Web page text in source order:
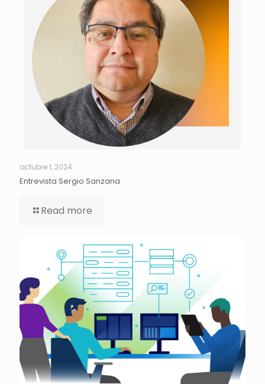
octubre 1, 2024
Entrevista Sergio Sanzana
Read more